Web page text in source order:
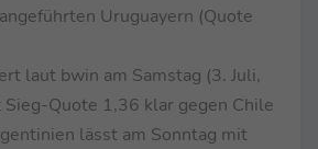
Uruguayern (Quote
laut bwin am Samstag (3. Juli,
Sieg-Quote 1,36 klar gegen Chile
lässt am Sonntag mit